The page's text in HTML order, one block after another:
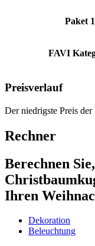
Paket 1
FAVI
Preisverlauf
Der niedrigste Preis der
Rechner
Berechnen
Ihren
Dekoration
Beleuchtung